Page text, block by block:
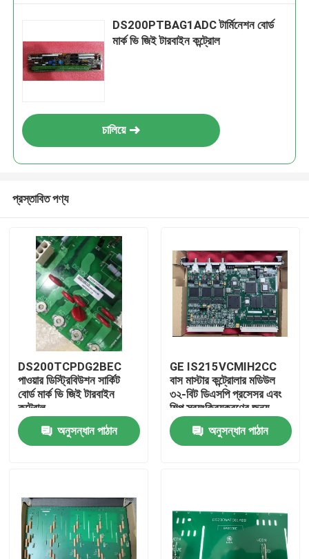
পণ্য
ভিডিও
DS200PTBAG1ADC টার্মিনেশন বোর্ড
মার্ক ভি জিই টারবাইন কন্ট্রোল
চালিয়ে
প্রস্তাবিত পণ্য
DS200TCPDG2BEC
পাওয়ার ডিস্ট্রিবিউশন সার্কিট
বোর্ড মার্ক ভি জিই টারবাইন
কন্ট্রোল
অনুসন্ধান পাঠান
GE IS215VCMIH2CC
বাস মাস্টার কন্ট্রোলার মডিউল
৩২-বিট ডিএসপি প্রসেসর এবং
শিল্প স্বয়ংক্রিয়করণের জন্য
আইওনেট ইথারনেট পোর্ট সহ
অনুসন্ধান পাঠান